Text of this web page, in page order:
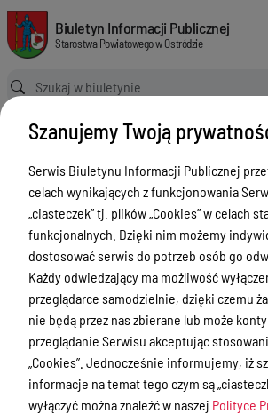
Punkty nieodpłatnej pomocy prawnej
Biuletyn Informacji Publicznej Starostwa
Biuletyn Informacji Publicznej
Starostwa Powiatowego w Ostródzie
Ścieżka powrotu
Strona główna
Nieodpłatna Pomoc Prawna
Punkty nieodpłatnej pomocy prawnej
Nieodpłatna Pomoc
Menu Przedmiotowe
Starostwo Powiatowe
Poradnik Interesanta
Informacje o naborze
Zamówienia Publiczne
Tablica ogłoszeń
Dyżury Aptek w Powiecie Ostródzkim
Szanujemy Twoją
Serwis Biuletynu Informacji Publicznej
celach wynikających z funkcjonowania
„ciasteczek” tj. plików „Cookies” w celach
funkcjonalnych. Dzięki nim możemy
dostosować serwis do potrzeb osób go
Każdy odwiedzający ma możliwość
przeglądarce samodzielnie, dzięki czemu
nie będą przez nas zbierane lub może
przeglądanie Serwisu akceptując
„Cookies”. Jednocześnie informujemy, iż
informacje na temat tego czym są
wyłączyć można znaleźć w naszej Polityce